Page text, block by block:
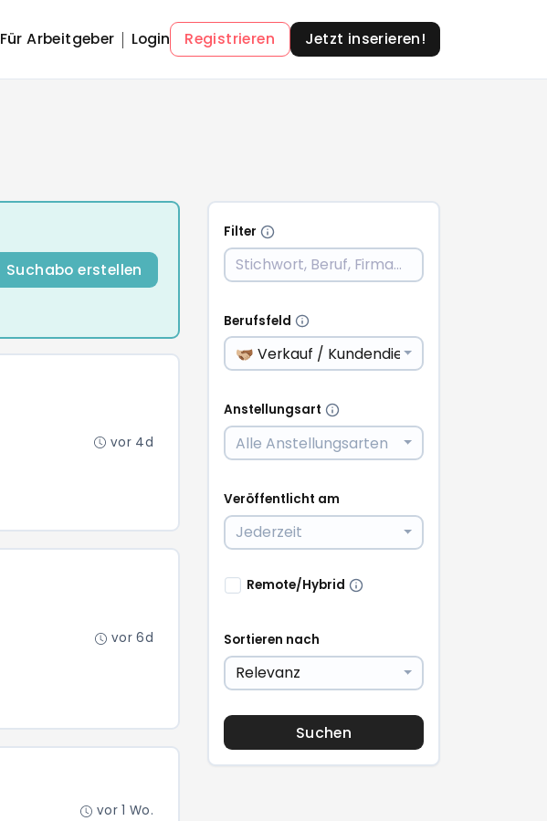
Für Arbeitgeber Login Registrieren Jetzt inserieren!
Suchabo erstellen
vor 4d
vor 6d
vor 1 Wo.
Filter
Berufsfeld
🫱🏼‍🫲🏾 Verkauf / Kundendienst
Anstellungsart
Alle Anstellungsarten
Veröffentlicht am
Jederzeit
Remote/Hybrid
Sortieren nach
Relevanz
Suchen